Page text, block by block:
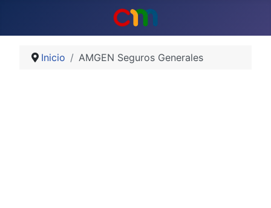
Inicio AMGEN Seguros Generales